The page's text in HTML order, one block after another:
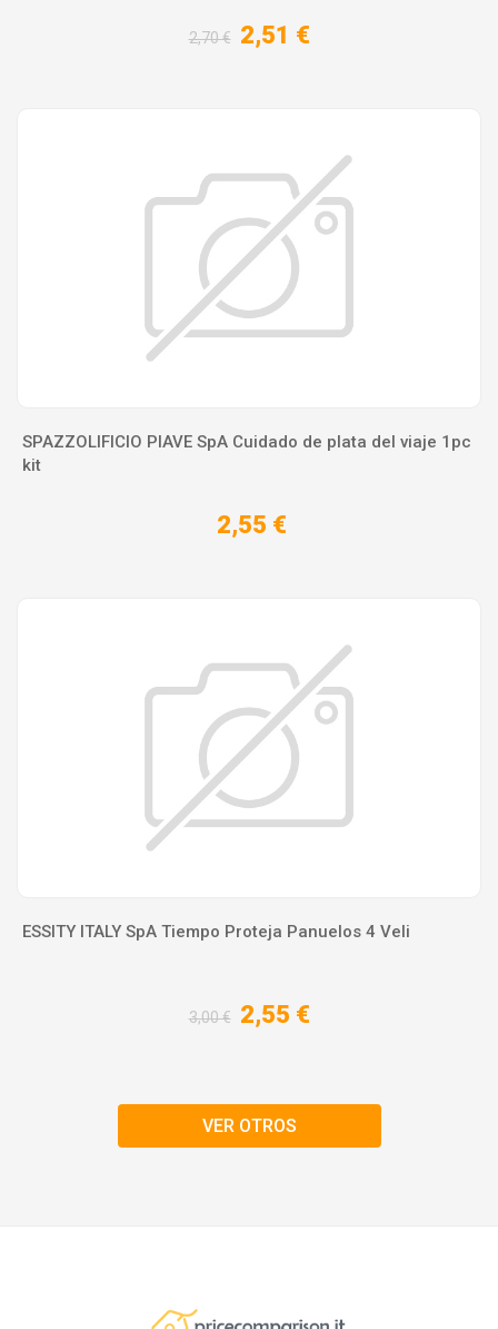
2,70 € 2,51 €
SPAZZOLIFICIO PIAVE SpA Cuidado de plata del viaje 1pc
kit
2,55 €
ESSITY ITALY SpA Tiempo Proteja Panuelos 4 Veli
3,00 € 2,55 €
VER OTROS